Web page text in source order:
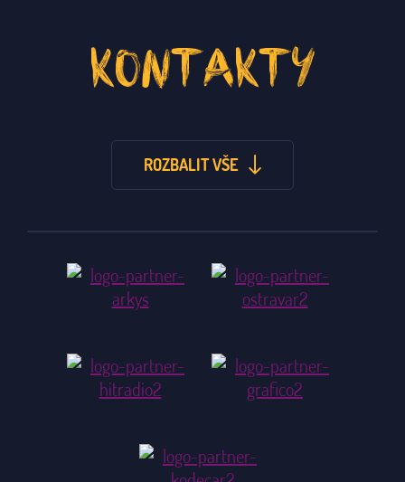
KONTAKTY
ROZBALIT VŠE